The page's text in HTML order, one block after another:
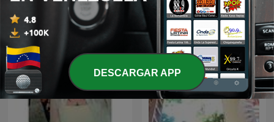
DESCARGAR APP